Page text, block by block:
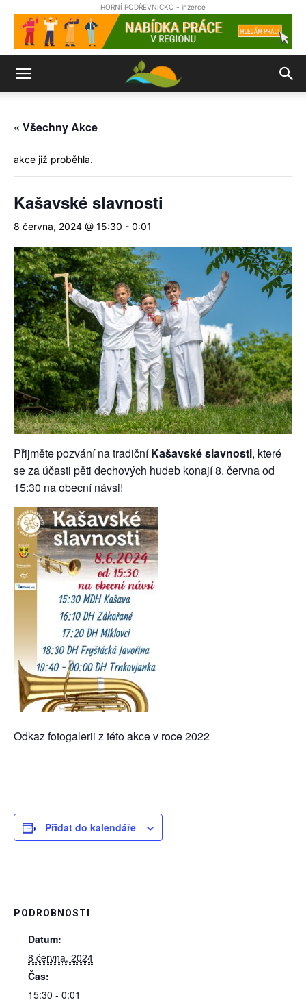
HORNÍ PODŘEVNICKO - inzerce
« Všechny Akce
akce již proběhla.
Kašavské slavnosti
8 června, 2024 @ 15:30 - 0:01
Přijměte pozvání na tradičníKašavské slavnosti, které
se za účasti pěti dechových hudeb konají 8. června od
15:30 na obecní návsi!
Odkaz fotogalerii z této akce v roce 2022
Přidat do kalendáře
PODROBNOSTI
Datum:
8 června, 2024
Čas:
15:30 - 0:01